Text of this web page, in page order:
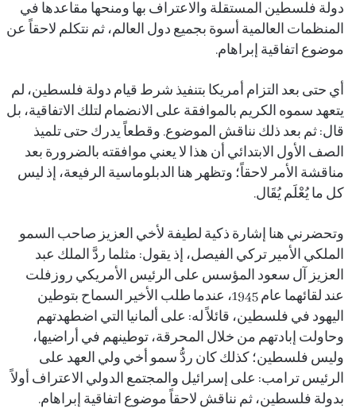
دولة فلسطين المستقلة والاعتراف بها ومنحها مقاعدها في
المنظمات العالمية أسوة بجميع دول العالم، ثم نتكلم لاحقاً عن
موضوع اتفاقية إبراهام.
أي حتى بعد التزام أمريكا بتنفيذ شرط قيام دولة فلسطين، لم
يتعهد سموه الكريم بالموافقة على الانضمام لتلك الاتفاقية، بل
قال: ثم بعد ذلك نناقش الموضوع. وقطعاً يدرك حتى تلميذ
الصف الأول الابتدائي أن هذا لا يعني موافقته بالضرورة بعد
مناقشة الأمر لاحقاً؛ وتظهر هنا الدبلوماسية الرفيعة، إذ ليس
كل ما يُعْلَم يُقَال.
وتحضرني هنا إشارة ذكية لطيفة لأخي العزيز صاحب السمو
الملكي الأمير تركي الفيصل، إذ يقول: مثلما ردَّ الملك عبد
العزيز آل سعود المؤسس على الرئيس الأمريكي روزفلت
عند لقائهما عام 1945، عندما طلب الأخير السماح بتوطين
اليهود في فلسطين، قائلاً له: على ألمانيا التي اضطهدتهم
وحاولت إبادتهم من خلال المحرقة، توطينهم في أراضيها،
وليس فلسطين؛ كذلك كان ردُّ سمو أخي ولي العهد على
الرئيس ترامب: على إسرائيل والمجتمع الدولي الاعتراف أولاً
بدولة فلسطين، ثم نناقش لاحقاً موضوع اتفاقية إبراهام.